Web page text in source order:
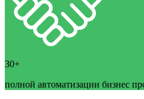
30+
полной автоматизации бизнес